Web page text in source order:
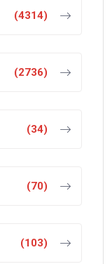
(4314)
(2736)
(34)
(70)
(103)